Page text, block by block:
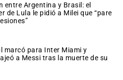
entre Argentina y Brasil: el
de Lula le pidió a Milei que “pare
marcó para Inter Miami y
a Messi tras la muerte de su